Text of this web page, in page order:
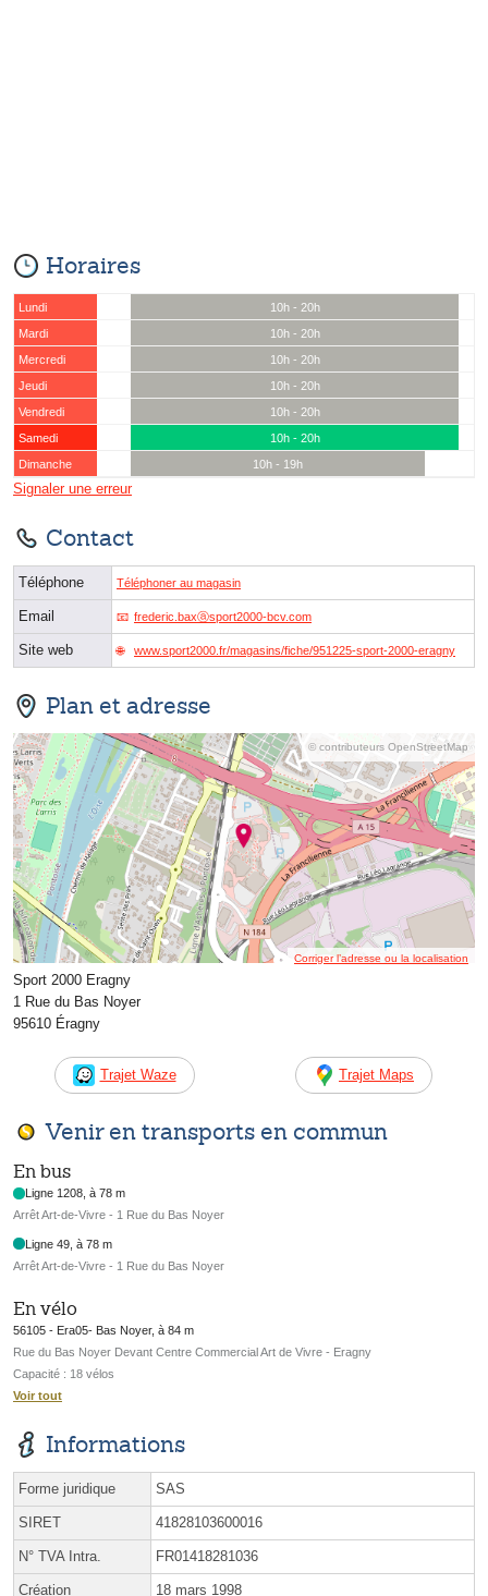
Horaires
Lundi
10h - 20h
Mardi
10h - 20h
Mercredi
10h - 20h
Jeudi
10h - 20h
Vendredi
10h - 20h
Samedi
10h - 20h
Dimanche
10h - 19h
Signaler une erreur
Contact
Téléphone Téléphoner au magasin
Email frederic.baxⓐsport2000-bcv.com
Site web www.sport2000.fr/magasins/fiche/951225-sport-2000-eragny
Plan et adresse
© contributeurs OpenStreetMap
Corriger l’adresse ou la localisation
Sport 2000 Eragny
1 Rue du Bas Noyer
95610 Éragny
Trajet Waze Trajet Maps
Venir en transports en commun
En bus
Ligne 1208, à 78 m
Arrêt Art-de-Vivre - 1 Rue du Bas Noyer
Ligne 49, à 78 m
Arrêt Art-de-Vivre - 1 Rue du Bas Noyer
En vélo
56105 - Era05- Bas Noyer, à 84 m
Rue du Bas Noyer Devant Centre Commercial Art de Vivre - Eragny
Capacité : 18 vélos
Voir tout
Informations
Forme juridique SAS
SIRET 41828103600016
N° TVA Intra. FR01418281036
Création 18 mars 1998